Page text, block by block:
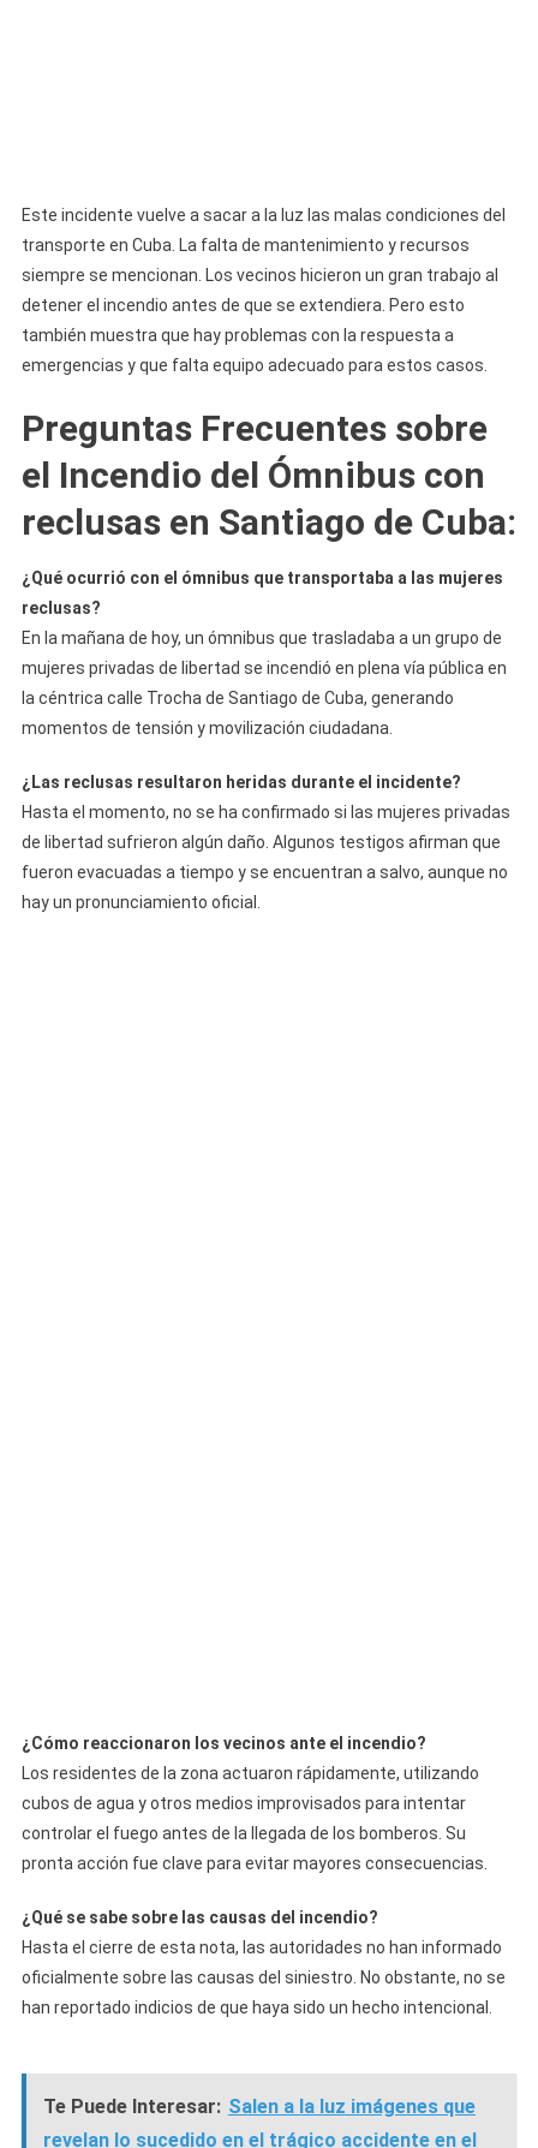
Este incidente vuelve a sacar a la luz las malas condiciones del
transporte en Cuba. La falta de mantenimiento y recursos
siempre se mencionan. Los vecinos hicieron un gran trabajo al
detener el incendio antes de que se extendiera. Pero esto
también muestra que hay problemas con la respuesta a
emergencias y que falta equipo adecuado para estos casos.
Preguntas Frecuentes sobre
el Incendio del Ómnibus con
reclusas en Santiago de Cuba:
¿Qué ocurrió con el ómnibus que transportaba a las mujeres
reclusas?
En la mañana de hoy, un ómnibus que trasladaba a un grupo de
mujeres privadas de libertad se incendió en plena vía pública en
la céntrica calle Trocha de Santiago de Cuba, generando
momentos de tensión y movilización ciudadana.
¿Las reclusas resultaron heridas durante el incidente?
Hasta el momento, no se ha confirmado si las mujeres privadas
de libertad sufrieron algún daño. Algunos testigos afirman que
fueron evacuadas a tiempo y se encuentran a salvo, aunque no
hay un pronunciamiento oficial.
¿Cómo reaccionaron los vecinos ante el incendio?
Los residentes de la zona actuaron rápidamente, utilizando
cubos de agua y otros medios improvisados para intentar
controlar el fuego antes de la llegada de los bomberos. Su
pronta acción fue clave para evitar mayores consecuencias.
¿Qué se sabe sobre las causas del incendio?
Hasta el cierre de esta nota, las autoridades no han informado
oficialmente sobre las causas del siniestro. No obstante, no se
han reportado indicios de que haya sido un hecho intencional.
Te Puede Interesar: Salen a la luz imágenes que
revelan lo sucedido en el trágico accidente en el